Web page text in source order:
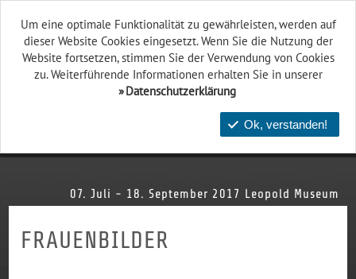
07. Juli - 18. September 2017 Leopold Museum
FRAUENBILDER
Um eine optimale Funktionalität zu gewährleisten, werden auf
dieser Website Cookies eingesetzt. Wenn Sie die Nutzung der
Website fort­setzen, stimmen Sie der Verwendung von Cookies
zu. Weiterführende Informationen erhalten Sie in unserer
Datenschutzerklärung
Ok, verstanden!